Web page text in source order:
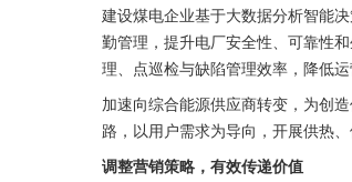
建设煤电企业基于大数据分析智能
勤管理，提升电厂安全性、可靠性
理、点巡检与缺陷管理效率，降低运
加速向综合能源供应商转变，为创
路，以用户需求为导向，开展供热
调整营销策略，有效传递价值